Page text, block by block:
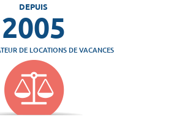
DEPUIS
2005
DE LOCATIONS DE VACANCES